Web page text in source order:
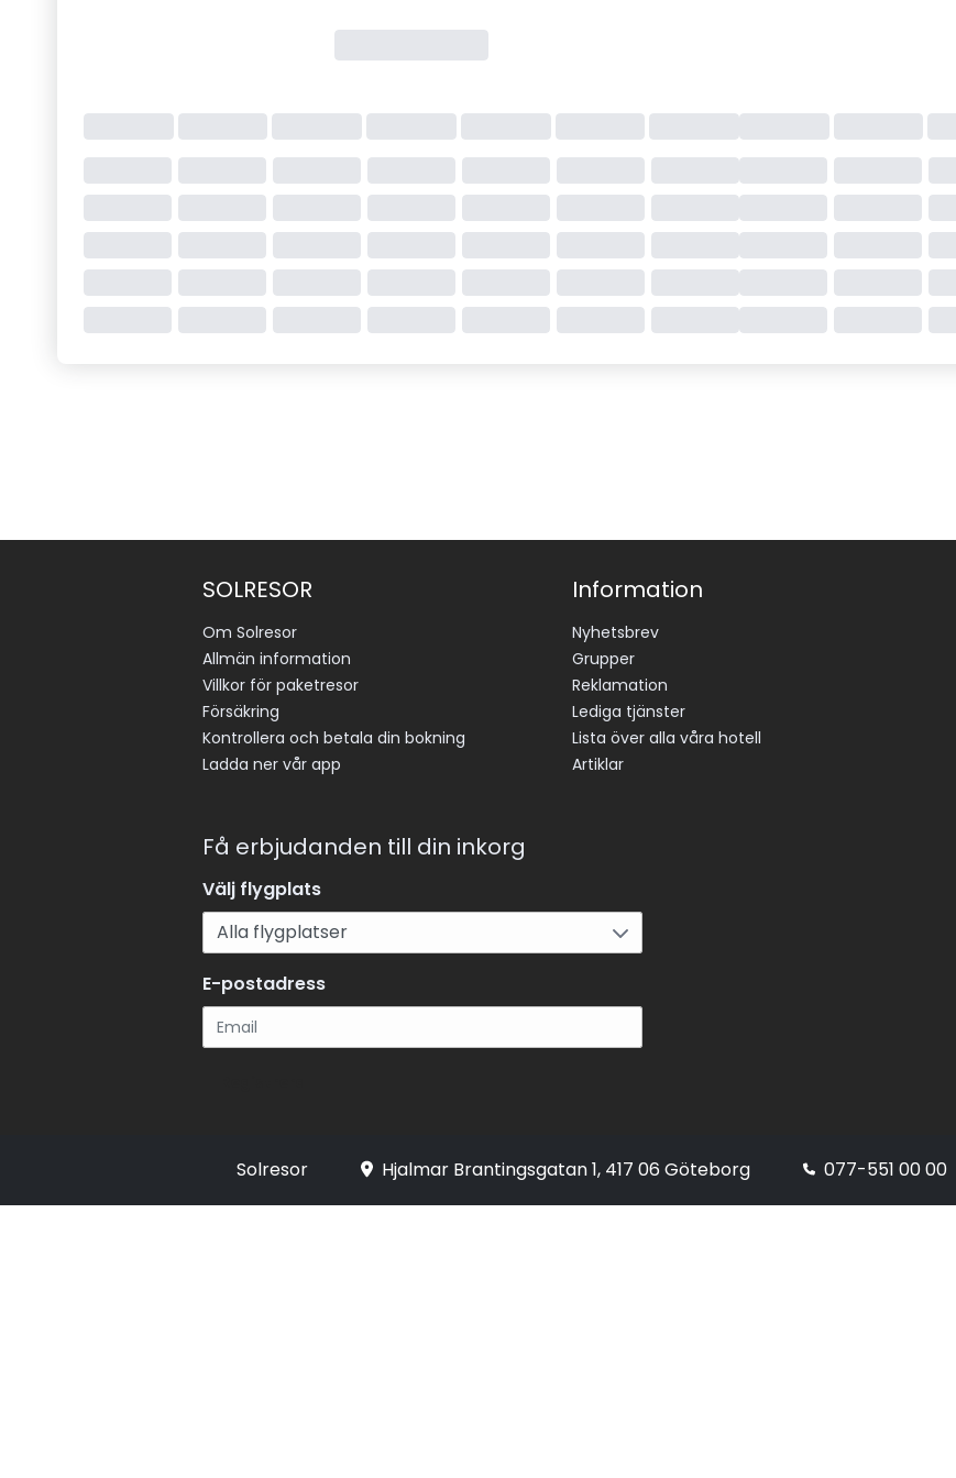
SOLRESOR
Om Solresor
Allmän information
Villkor för paketresor
Försäkring
Kontrollera och betala din bokning
Ladda ner vår app
Information
Nyhetsbrev
Grupper
Reklamation
Lediga tjänster
Lista över alla våra hotell
Artiklar
Få erbjudanden till din inkorg
Välj flygplats
E-postadress
Solresor Hjalmar Brantingsgatan 1, 417 06 Göteborg 077-551 00 00